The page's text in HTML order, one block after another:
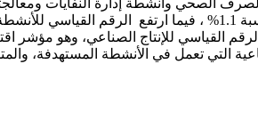
القياسي للإنتاج الصناعي، وهو
التي تعمل في الأنشطة المستهدفة،